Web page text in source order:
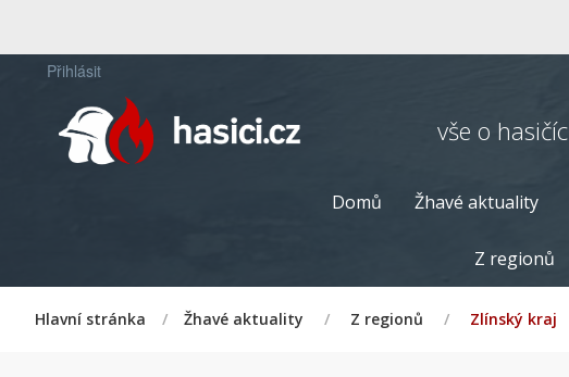
Přihlásit
vše o
Domů Žhavé aktuality
Z regionů
Hlavní stránka / Žhavé aktuality / Z regionů / Zlínský kraj